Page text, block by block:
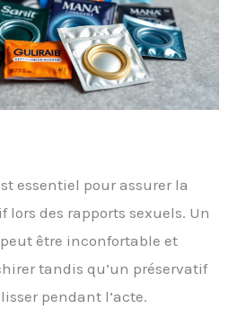
essentiel pour assurer la
des rapports sexuels. Un
être inconfortable et
tandis qu’un préservatif
pendant l’acte.